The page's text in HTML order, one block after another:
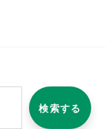
検索する